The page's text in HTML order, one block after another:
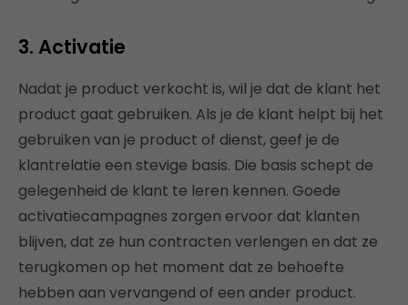
3. Activatie
Nadat je product verkocht is, wil je dat de klant het
product gaat gebruiken. Als je de klant helpt bij het
gebruiken van je product of dienst, geef je de
klantrelatie een stevige basis. Die basis schept de
gelegenheid de klant te leren kennen. Goede
activatiecampagnes zorgen ervoor dat klanten
blijven, dat ze hun contracten verlengen en dat ze
terugkomen op het moment dat ze behoefte
hebben aan vervangend of een ander product.